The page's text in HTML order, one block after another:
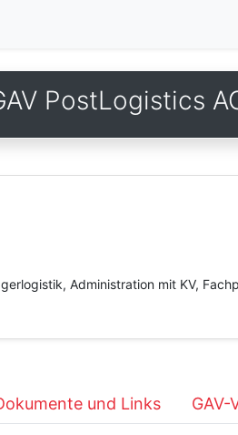
PostLogistics
Administration mit KV,
und Links GAV-